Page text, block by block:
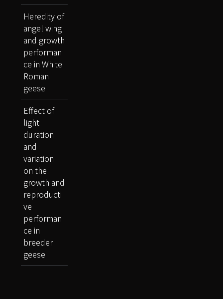
Heredity of
angel wing
and growth
performan
ce in White
Roman
geese
Effect of
light
duration
and
variation
on the
growth and
reproducti
ve
performan
ce in
breeder
geese